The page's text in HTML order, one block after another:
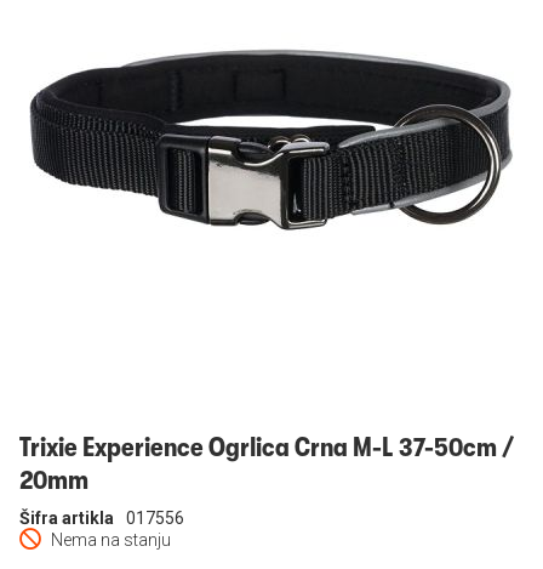
Trixie Experience Ogrlica Crna M-L 37-50cm /
20mm
Nema na stanju
Šifra artikla 017556